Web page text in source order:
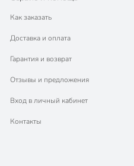
Как заказать
Доставка и оплата
Гарантия и возврат
Отзывы и предложения
Вход в личный кабинет
Контакты